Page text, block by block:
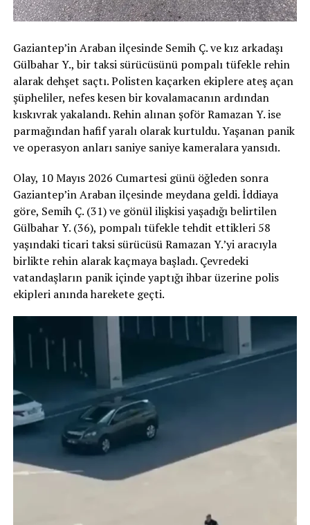
Gaziantep’in Araban ilçesinde Semih Ç. ve kız arkadaşı
Gülbahar Y., bir taksi sürücüsünü pompalı tüfekle rehin
alarak dehşet saçtı. Polisten kaçarken ekiplere ateş açan
şüpheliler, nefes kesen bir kovalamacanın ardından
kıskıvrak yakalandı. Rehin alınan şoför Ramazan Y. ise
parmağından hafif yaralı olarak kurtuldu. Yaşanan panik
ve operasyon anları saniye saniye kameralara yansıdı.
Olay, 10 Mayıs 2026 Cumartesi günü öğleden sonra
Gaziantep’in Araban ilçesinde meydana geldi. İddiaya
göre, Semih Ç. (31) ve gönül ilişkisi yaşadığı belirtilen
Gülbahar Y. (36), pompalı tüfekle tehdit ettikleri 58
yaşındaki ticari taksi sürücüsü Ramazan Y.’yi aracıyla
birlikte rehin alarak kaçmaya başladı. Çevredeki
vatandaşların panik içinde yaptığı ihbar üzerine polis
ekipleri anında harekete geçti.